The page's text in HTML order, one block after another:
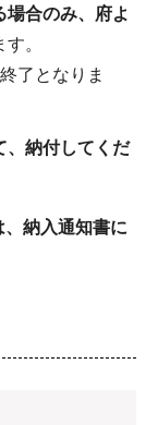
場合のみ、府よ
。
了となりま
、納付してくだ
納入通知書に